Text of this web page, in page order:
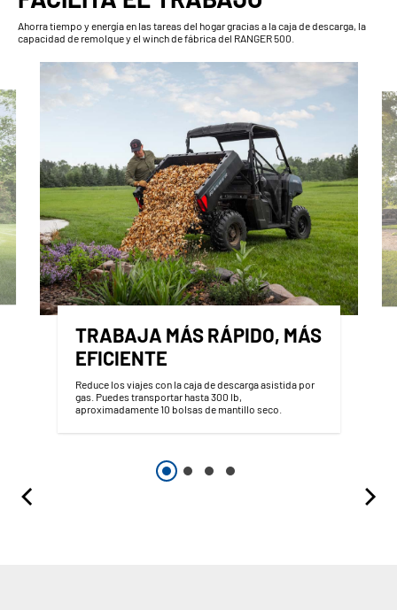
Ahorra tiempo y energía en las tareas del hogar gracias a la caja de descarga, la
capacidad de remolque y el winch de fábrica del RANGER 500.
TRABAJA MÁS RÁPIDO, MÁS
EFICIENTE
Reduce los viajes con la caja de descarga asistida por
gas. Puedes transportar hasta 300 lb,
aproximadamente 10 bolsas de mantillo seco.